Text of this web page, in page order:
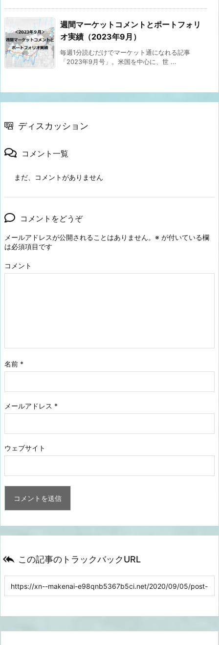
週間マーケットコメントとポートフォリ
オ実績（2023年9月）
毎週1分読むだけでマーケット通になれる記事
「2023年9月号」。米国を中心に、世 ...
ディスカッション
コメント一覧
まだ、コメントがありません
コメントをどうぞ
メールアドレスが公開されることはありません。 ※ が付いている欄
は必須項目です
コメント
名前 *
メールアドレス *
ウェブサイト
 この記事のトラックバックURL